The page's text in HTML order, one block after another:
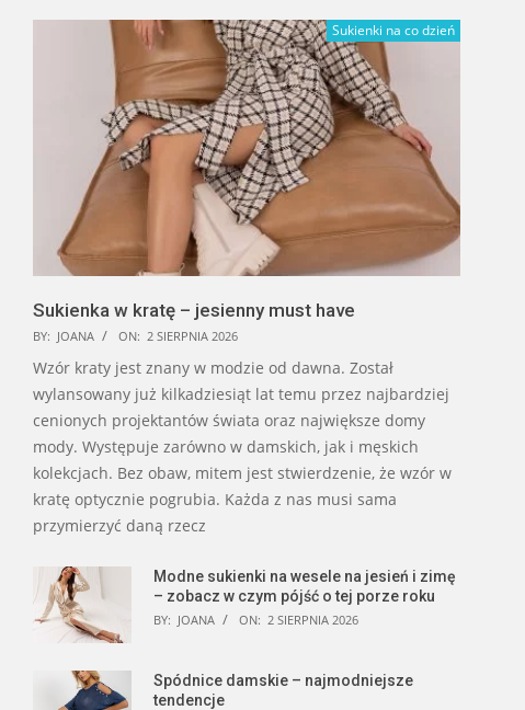
Sukienki na co dzień
Sukienka w kratę – jesienny must have
BY: JOANA ON: 2 SIERPNIA 2026
Wzór kraty jest znany w modzie od dawna. Został
wylansowany już kilkadziesiąt lat temu przez najbardziej
cenionych projektantów świata oraz największe domy
mody. Występuje zarówno w damskich, jak i męskich
kolekcjach. Bez obaw, mitem jest stwierdzenie, że wzór w
kratę optycznie pogrubia. Każda z nas musi sama
przymierzyć daną rzecz
Modne sukienki na wesele na jesień i zimę
– zobacz w czym pójść o tej porze roku
BY: JOANA ON: 2 SIERPNIA 2026
Spódnice damskie – najmodniejsze
tendencje